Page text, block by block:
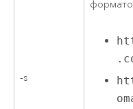
-s